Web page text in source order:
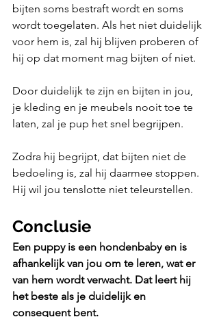
bijten soms bestraft wordt en soms
wordt toegelaten. Als het niet duidelijk
voor hem is, zal hij blijven proberen of
hij op dat moment mag bijten of niet.
Door duidelijk te zijn en bijten in jou,
je kleding en je meubels nooit toe te
laten, zal je pup het snel begrijpen.
Zodra hij begrijpt, dat bijten niet de
bedoeling is, zal hij daarmee stoppen.
Hij wil jou tenslotte niet teleurstellen.
Conclusie
Een puppy is een hondenbaby en is
afhankelijk van jou om te leren, wat er
van hem wordt verwacht. Dat leert hij
het beste als je duidelijk en
consequent bent.